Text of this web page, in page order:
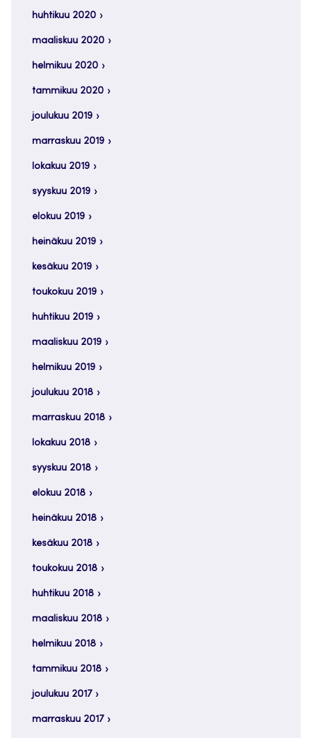
huhtikuu 2020
maaliskuu 2020
helmikuu 2020
tammikuu 2020
joulukuu 2019
marraskuu 2019
lokakuu 2019
syyskuu 2019
elokuu 2019
heinäkuu 2019
kesäkuu 2019
toukokuu 2019
huhtikuu 2019
maaliskuu 2019
helmikuu 2019
joulukuu 2018
marraskuu 2018
lokakuu 2018
syyskuu 2018
elokuu 2018
heinäkuu 2018
kesäkuu 2018
toukokuu 2018
huhtikuu 2018
maaliskuu 2018
helmikuu 2018
tammikuu 2018
joulukuu 2017
marraskuu 2017